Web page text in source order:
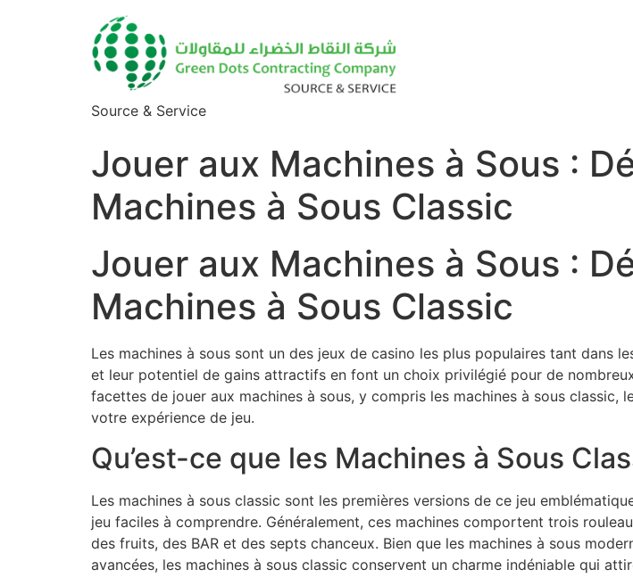
Source & Service
Jouer aux Machines à Sous :
Machines à Sous Classic
Jouer aux Machines à Sous :
Machines à Sous Classic
Les machines à sous sont un des jeux de casino les plus populaires tant dans
et leur potentiel de gains attractifs en font un choix privilégié pour de
facettes de jouer aux machines à sous, y compris les machines à sous
votre expérience de jeu.
Qu’est-ce que les Machines à Sous
Les machines à sous classic sont les premières versions de ce jeu
jeu faciles à comprendre. Généralement, ces machines comportent trois
des fruits, des BAR et des septs chanceux. Bien que les machines à sous
avancées, les machines à sous classic conservent un charme indéniable qui